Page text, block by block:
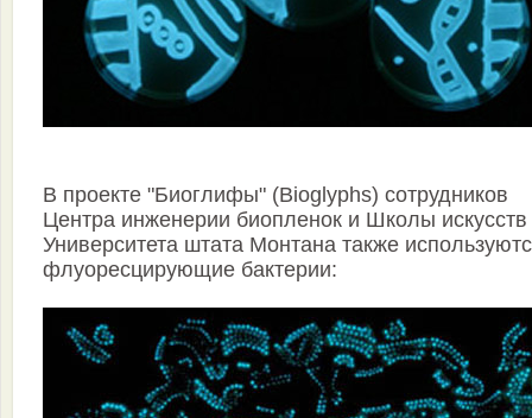
В проекте "Биоглифы" (Bioglyphs) сотрудников
Центра инженерии биопленок и Школы искусств
Университета штата Монтана также
флуоресцирующие бактерии: